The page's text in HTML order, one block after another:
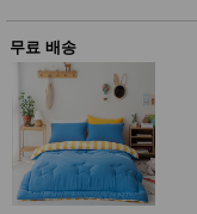
드(칠
판)
조형물
DIY
유아 이
유식
아기띠/
외출용
품
건강/미
무료 배송